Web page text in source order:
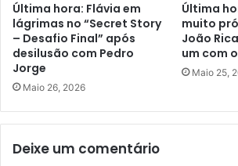
Última hora: Flávia em
lágrimas no “Secret Story
– Desafio Final” após
desilusão com Pedro
Jorge
Maio 26, 2026
Última
muito
João
um com
Maio 25,
Deixe um comentário